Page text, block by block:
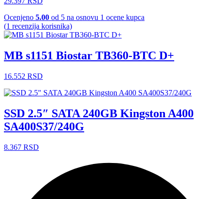
Ocenjeno 5.00 od 5 na osnovu 1 ocene kupca
(1 recenzija korisnika)
MB s1151 Biostar TB360-BTC D+
16.552 RSD
SSD 2.5″ SATA 240GB Kingston A400
SA400S37/240G
8.367 RSD